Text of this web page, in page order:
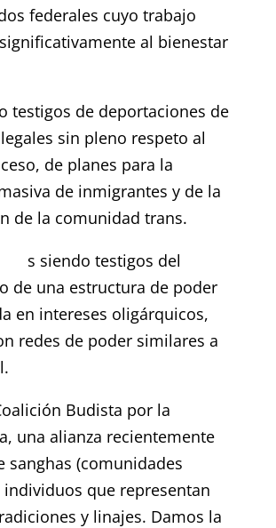
federales cuyo trabajo
al bienestar
testigos de deportaciones de
sin pleno respeto al
de planes para la
de inmigrantes y de la
de la comunidad trans.
s siendo testigos del
de una estructura de poder
en intereses oligárquicos,
redes de poder similares a
Budista por la
una alianza recientemente
sanghas (comunidades
individuos que representan
y linajes. Damos la